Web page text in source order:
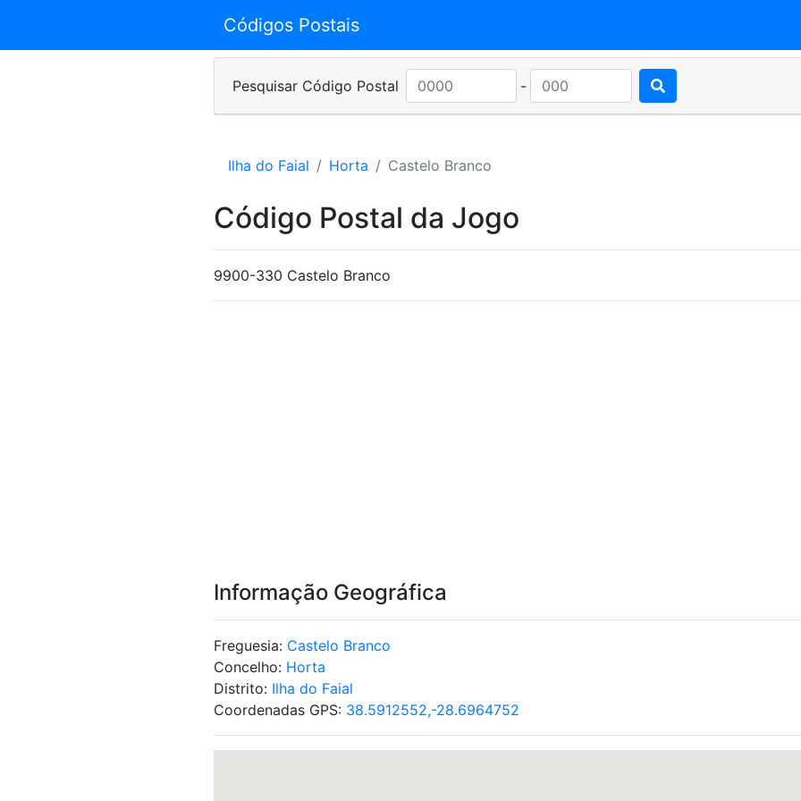
Códigos Postais
Pesquisar Código Postal -
Ilha do Faial Horta Castelo Branco
Código Postal da Jogo
9900-330 Castelo Branco
Informação Geográfica
Freguesia: Castelo Branco
Concelho: Horta
Distrito: Ilha do Faial
Coordenadas GPS: 38.5912552,-28.6964752